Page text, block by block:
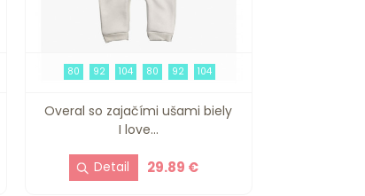
Overal so zajačími ušami biely
I love...
29.89 €
80 92 104 80 92 104